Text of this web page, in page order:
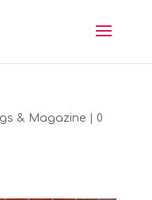
& Magazine
0